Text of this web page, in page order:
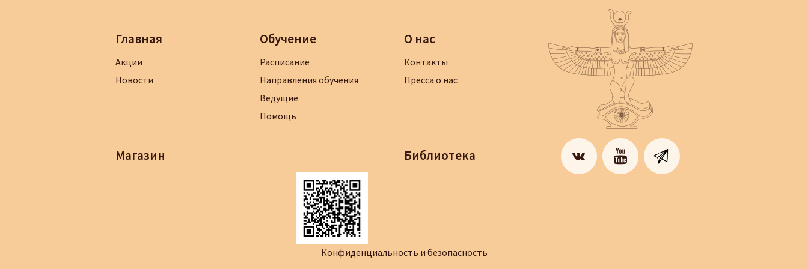
Главная
Акции
Новости
Обучение
Расписание
Направления обучения
Ведущие
Помощь
О нас
Контакты
Пресса о нас
Магазин Библиотека
Конфиденциальность и безопасность